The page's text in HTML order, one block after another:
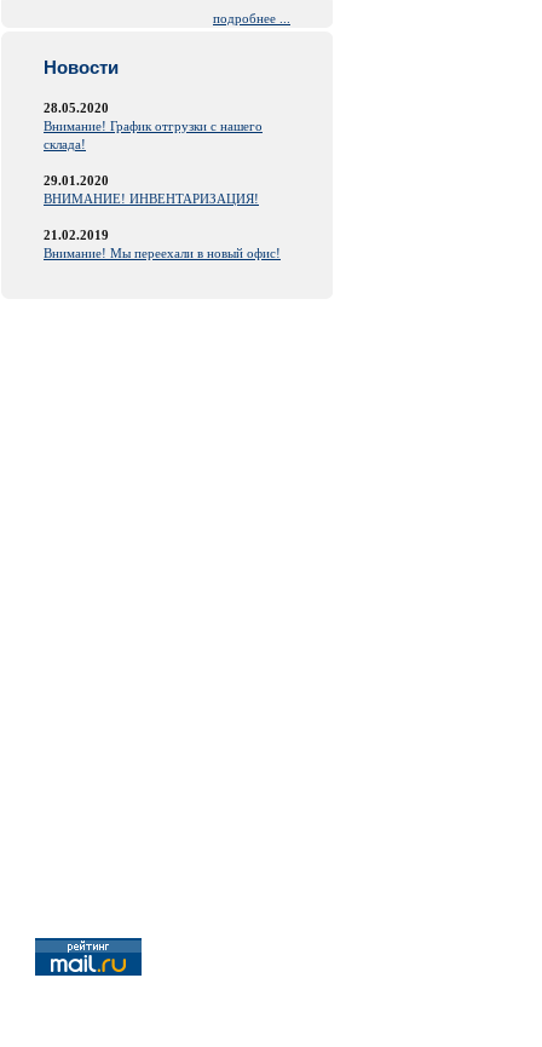
подробнее ...
Новости
28.05.2020
Внимание! График отгрузки с нашего
склада!
29.01.2020
ВНИМАНИЕ! ИНВЕНТАРИЗАЦИЯ!
21.02.2019
Внимание! Мы переехали в новый офис!